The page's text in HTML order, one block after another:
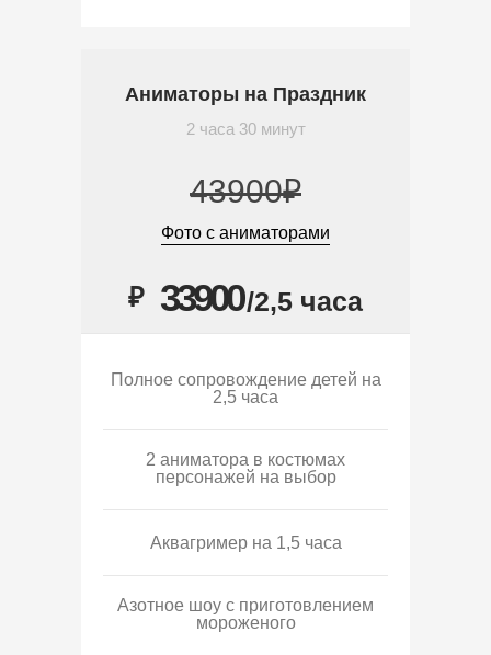
Аниматоры на Праздник
2 часа 30 минут
43900₽
Фото с аниматорами
₽ 33900/2,5 часа
Полное сопровождение детей на
2,5 часа
2 аниматора в костюмах
персонажей на выбор
Аквагример на 1,5 часа
Азотное шоу с приготовлением
мороженого